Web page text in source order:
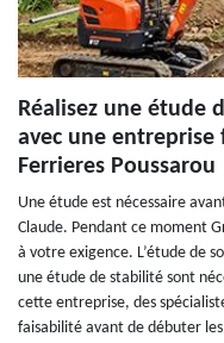
Réalisez une étude
avec une
Ferrieres Poussarou
Une étude est nécessaire
Claude. Pendant ce moment
à votre exigence. L’étude de
une étude de stabilité sont
cette entreprise, des
faisabilité avant de débuter